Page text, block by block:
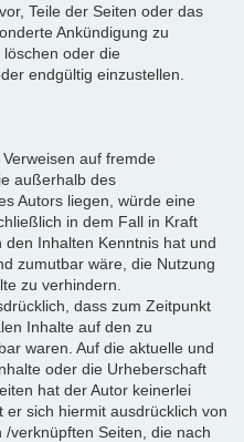
Teile der Seiten oder das
Ankündigung zu
oder die
endgültig einzustellen.
auf fremde
außerhalb des
Autors liegen, würde eine
in dem Fall in Kraft
Inhalten Kenntnis hat und
zumutbar wäre, die Nutzung
zu verhindern.
dass zum Zeitpunkt
Inhalte auf den zu
waren. Auf die aktuelle und
oder die Urheberschaft
hat der Autor keinerlei
er sich hiermit ausdrücklich von
verknüpften Seiten, die nach